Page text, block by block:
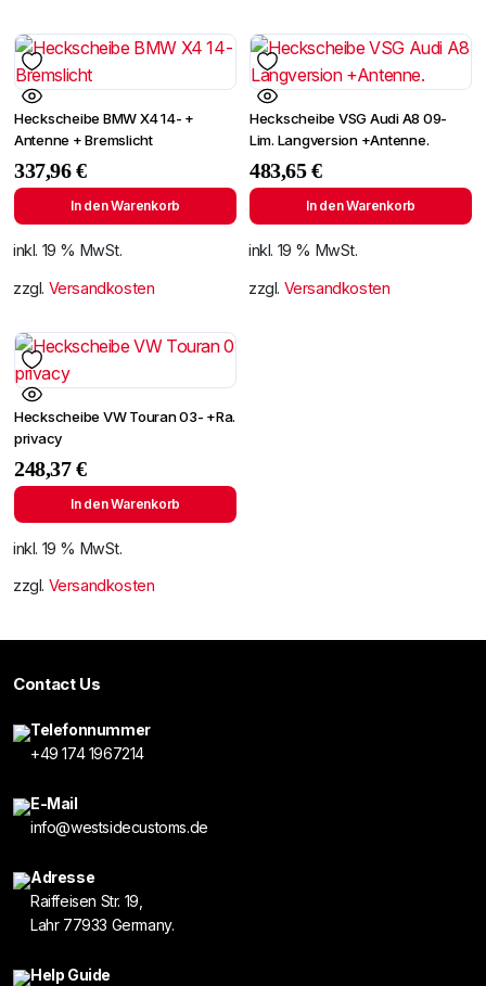
Heckscheibe BMW X4 14- +
Antenne + Bremslicht
337,96€
In den Warenkorb
inkl. 19 % MwSt.
zzgl. Versandkosten
Heckscheibe VSG Audi A8 09-
Lim. Langversion +Antenne.
483,65€
In den Warenkorb
inkl. 19 % MwSt.
zzgl. Versandkosten
Heckscheibe VW Touran 03- +Ra.
privacy
248,37€
In den Warenkorb
inkl. 19 % MwSt.
zzgl. Versandkosten
Contact Us
Telefonnummer
+49 174 1967214
E-Mail
info@westsidecustoms.de
Adresse
Raiffeisen Str. 19,
Lahr 77933 Germany.
Help Guide